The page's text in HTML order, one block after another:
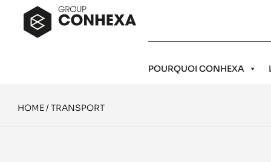
POURQUOI CONHEXA
HOME/ TRANSPORT